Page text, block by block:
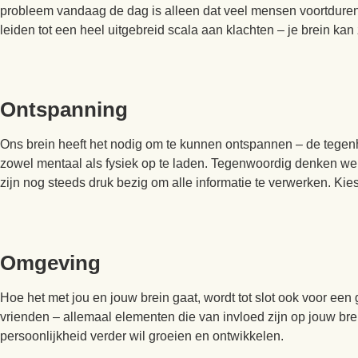
probleem vandaag de dag is alleen dat veel mensen
leiden tot een heel uitgebreid scala aan klachten – je brein
Ontspanning
Ons brein heeft het nodig om te kunnen ontspannen – de
zowel mentaal als fysiek op te laden. Tegenwoordig denken
zijn nog steeds druk bezig om alle informatie te verwerken.
Omgeving
Hoe het met jou en jouw brein gaat, wordt tot slot ook voor
vrienden – allemaal elementen die van invloed zijn op jouw
persoonlijkheid verder wil groeien en ontwikkelen.